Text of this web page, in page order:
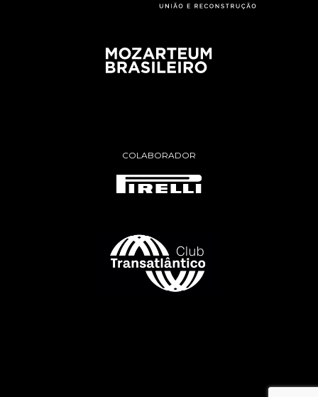
COLABORADOR